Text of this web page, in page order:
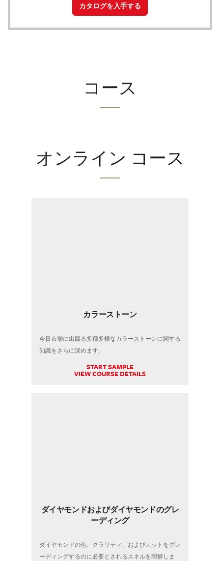
カタログを入手する
コー​​ス
オンライン コース
カラーストーン
今日市場に出回る多種多様なカラーストーンに関する
知識をさらに深めます。
START SAMPLE
VIEW COURSE DETAILS
ダイヤモンドおよびダイヤモンドのグレ
ーディング
ダイヤモンドの色、クラリティ、およびカットをグレ
ーディングするのに必要とされるスキルを理解しま